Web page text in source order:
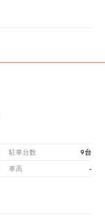
駐車台数 9台
車高 -